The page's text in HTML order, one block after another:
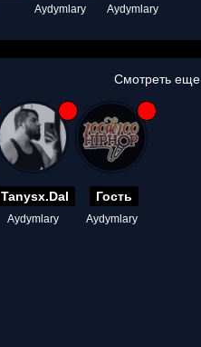
Aydymlary Aydymlary
Смотреть еще
Tanysx.Dal
Aydymlary
Гость
Aydymlary